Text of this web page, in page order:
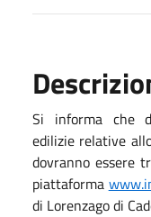
Si informa che
edilizie relative
dovranno essere
piattaforma
di Lorenzago di